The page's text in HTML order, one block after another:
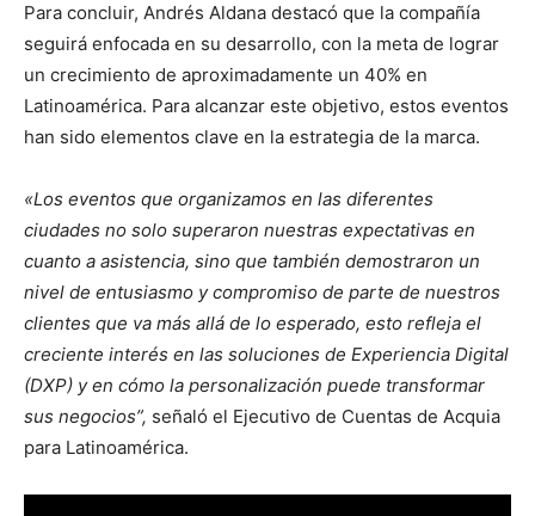
Para concluir, Andrés Aldana destacó que la compañía
seguirá enfocada en su desarrollo, con la meta de lograr
un crecimiento de aproximadamente un 40% en
Latinoamérica. Para alcanzar este objetivo, estos eventos
han sido elementos clave en la estrategia de la marca.
«Los eventos que organizamos en las diferentes
ciudades no solo superaron nuestras expectativas en
cuanto a asistencia, sino que también demostraron un
nivel de entusiasmo y compromiso de parte de nuestros
clientes que va más allá de lo esperado, esto refleja el
creciente interés en las soluciones de Experiencia Digital
(DXP) y en cómo la personalización puede transformar
sus negocios”, señaló el Ejecutivo de Cuentas de Acquia
para Latinoamérica.